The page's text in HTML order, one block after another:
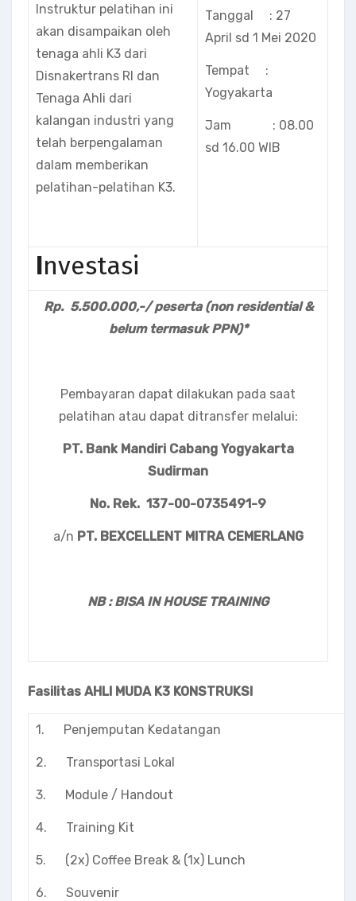
Instruktur pelatihan ini
akan disampaikan oleh
tenaga ahli K3 dari
Disnakertrans RI dan
Tenaga Ahli dari
kalangan industri yang
telah berpengalaman
dalam memberikan
pelatihan-pelatihan K3.
Tanggal : 27
April sd 1 Mei 2020
Tempat :
Yogyakarta
Jam : 08.00
sd 16.00 WIB
Investasi
Rp. 5.500.000,-/ peserta (non residential&
belum termasuk PPN)*
Pembayaran dapat dilakukan pada saat
pelatihan atau dapat ditransfer melalui:
PT. Bank Mandiri Cabang Yogyakarta
Sudirman
No. Rek. 137-00-0735491-9
a/n PT. BEXCELLENT MITRA CEMERLANG
NB : BISA IN HOUSE TRAINING
Fasilitas AHLI MUDA K3 KONSTRUKSI
1. Penjemputan Kedatangan
2. Transportasi Lokal
3. Module / Handout
4. Training Kit
5. (2x) Coffee Break & (1x) Lunch
6. Souvenir